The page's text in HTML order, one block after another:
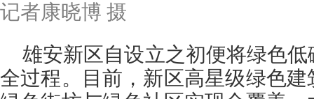
记者康晓博 摄
雄安新区自设立之初便将绿色
全过程。目前，新区高星级绿色